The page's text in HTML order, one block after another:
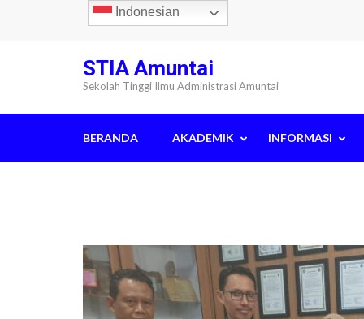
STIA Amuntai
Sekolah Tinggi Ilmu Administrasi Amuntai
BERANDA AKADEMIK INFORMASI
Indonesian